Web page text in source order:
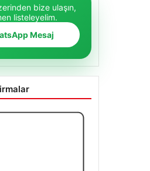
bize ulaşın,
listeleyelim.
Mesaj